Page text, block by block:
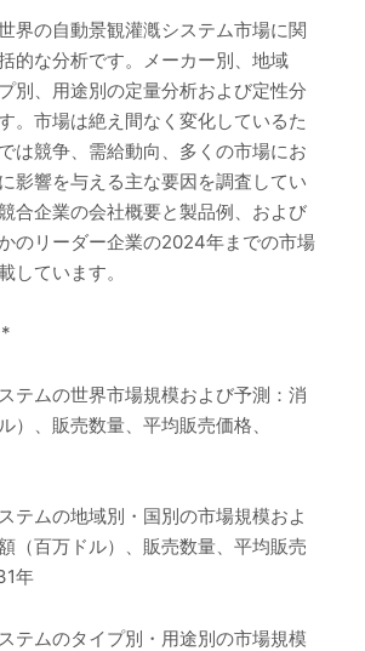
界の自動景観灌漑システム市場に関
的な分析です。メーカー別、地域
別、用途別の定量分析および定性分
。市場は絶え間なく変化しているた
は競争、需給動向、多くの市場にお
影響を与える主な要因を調査してい
合企業の会社概要と製品例、および
のリーダー企業の2024年までの市場
しています。
テムの世界市場規模および予測：消
）、販売数量、平均販売価格、
テムの地域別・国別の市場規模およ
（百万ドル）、販売数量、平均販売
年
テムのタイプ別・用途別の市場規模